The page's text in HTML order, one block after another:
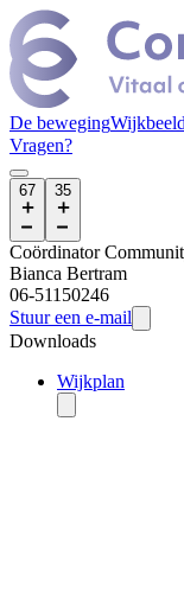
De bewegingWijkbeeld
Vragen?
67 35
Coördinator
Bianca Bertram
06-51150246
Stuur een e-mail
Downloads
Wijkplan